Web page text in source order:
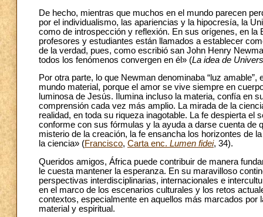
De hecho, mientras que muchos en el mundo parecen
por el individualismo, las apariencias y la hipocresía, la
como de introspección y reflexión. En sus orígenes, en
profesores y estudiantes están llamados a establecer
de la verdad, pues, como escribió san John Henry
todos los fenómenos convergen en él» (La idea de
Por otra parte, lo que Newman denominaba “luz
mundo material, porque el amor se vive siempre en
luminosa de Jesús. Ilumina incluso la materia, confía en
comprensión cada vez más amplio. La mirada de la
realidad, en toda su riqueza inagotable. La fe despierta
conforme con sus fórmulas y la ayuda a darse cuenta de
misterio de la creación, la fe ensancha los horizontes de
la ciencia» (Francisco, Carta enc. Lumen fidei, 34).
Queridos amigos, África puede contribuir de manera
le cuesta mantener la esperanza. En su maravilloso
perspectivas interdisciplinarias, internacionales e
en el marco de los escenarios culturales y los retos
contextos, especialmente en aquellos más marcados
material y espiritual.